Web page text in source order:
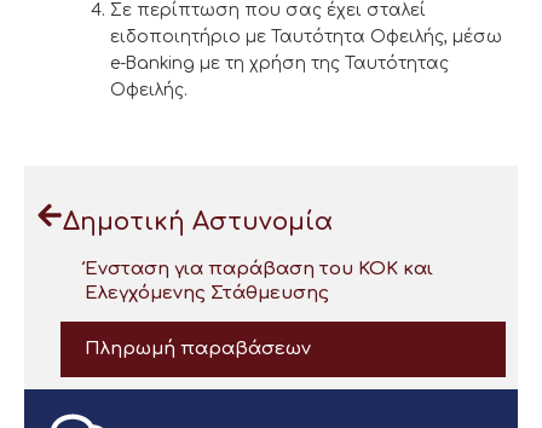
Σε περίπτωση που σας έχει σταλεί
ειδοποιητήριο με Ταυτότητα Οφειλής, μέσω
e-Banking με τη χρήση της Ταυτότητας
Οφειλής.
Δημοτική Αστυνομία
Ένσταση για παράβαση του ΚΟΚ και
Ελεγχόμενης Στάθμευσης
Πληρωμή παραβάσεων